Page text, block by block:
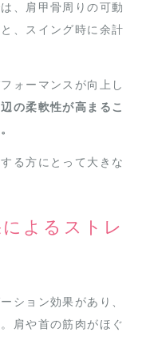
、肩甲骨周りの可動
、スイング時に余計
ォーマンスが向上し
の柔軟性が高まるこ
る方にとって大きな
よるストレ
ション効果があり、
肩や首の筋肉がほぐ